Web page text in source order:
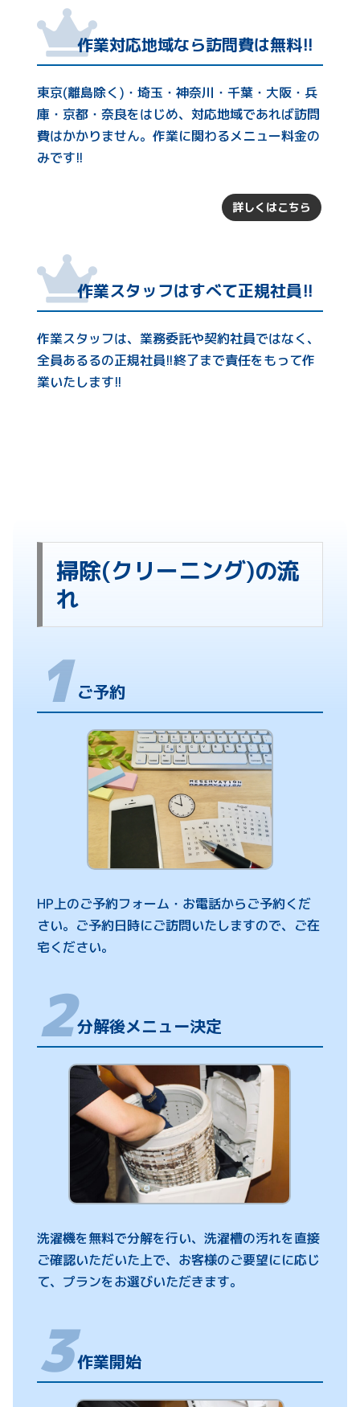
作業対応地域なら訪問費は無料!!
東京(離島除く)・埼玉・神奈川・千葉・大阪・兵
庫・京都・奈良をはじめ、対応地域であれば訪問
費はかかりません。作業に関わるメニュー料金の
みです!!
詳しくはこちら
作業スタッフはすべて正規社員!!
作業スタッフは、業務委託や契約社員ではなく、
全員あるるの正規社員!!終了まで責任をもって作
業いたします!!
掃除(クリーニング)の流
れ
ご予約
HP上のご予約フォーム・お電話からご予約くだ
さい。ご予約日時にご訪問いたしますので、ご在
宅ください。
分解後メニュー決定
洗濯機を無料で分解を行い、洗濯槽の汚れを直接
ご確認いただいた上で、お客様のご要望にに応じ
て、プランをお選びいただきます。
作業開始